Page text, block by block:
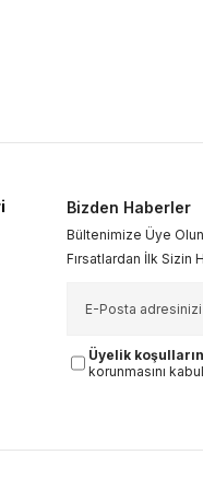
Bizden Haberler
Bültenimize Üye
Fırsatlardan İlk Sizin
Üyelik
korunmasını